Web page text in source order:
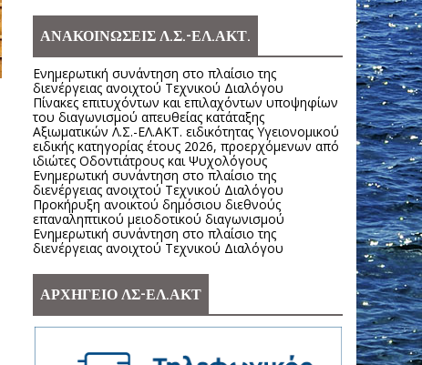
ΑΝΑΚΟΙΝΩΣΕΙΣ Λ.Σ.-ΕΛ.ΑΚΤ.
Ενημερωτική συνάντηση στο πλαίσιο της
διενέργειας ανοιχτού Τεχνικού Διαλόγου
Πίνακες επιτυχόντων και επιλαχόντων υποψηφίων
του διαγωνισμού απευθείας κατάταξης
Αξιωματικών Λ.Σ.-ΕΛ.ΑΚΤ. ειδικότητας Υγειονομικού
ειδικής κατηγορίας έτους 2026, προερχόμενων από
ιδιώτες Οδοντιάτρους και Ψυχολόγους
Ενημερωτική συνάντηση στο πλαίσιο της
διενέργειας ανοιχτού Τεχνικού Διαλόγου
Προκήρυξη ανοικτού δημόσιου διεθνούς
επαναληπτικού μειοδοτικού διαγωνισμού
Ενημερωτική συνάντηση στο πλαίσιο της
διενέργειας ανοιχτού Τεχνικού Διαλόγου
ΑΡΧΗΓΕΙΟ ΛΣ-ΕΛ.ΑΚΤ